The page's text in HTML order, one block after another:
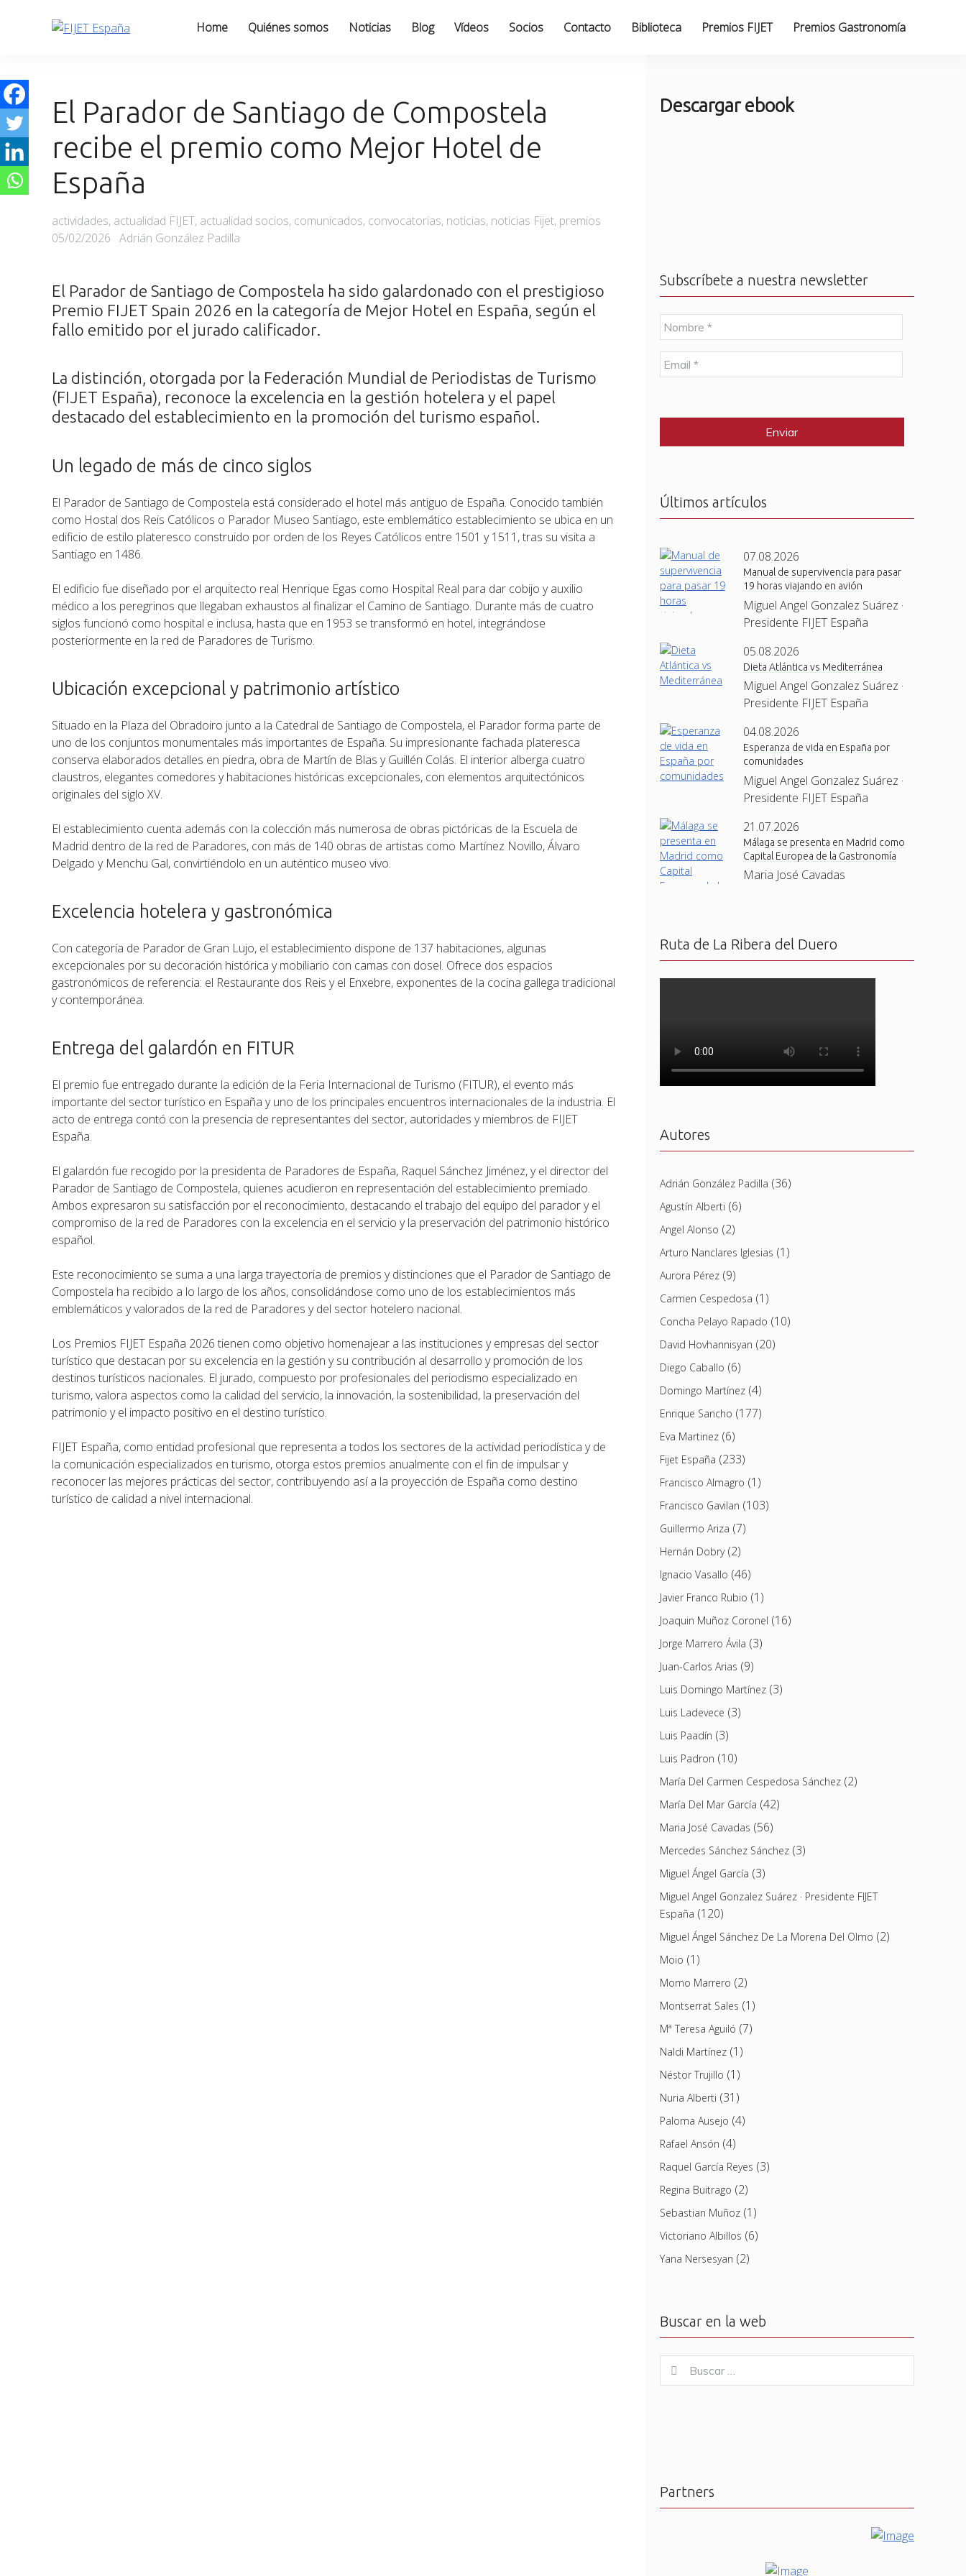
Home Quiénes somos Noticias Blog Vídeos Socios Contacto Biblioteca Premios FIJET Premios Gastronomía
El Parador de Santiago de Compostela
recibe el premio como Mejor Hotel de
España
Categories
actividades, actualidad FIJET, actualidad socios, comunicados, convocatorias, noticias, noticias Fijet, premios
05/02/2026 Adrián González Padilla
El Parador de Santiago de Compostela ha sido galardonado con el prestigioso
Premio FIJET Spain 2026 en la categoría de Mejor Hotel en España, según el
fallo emitido por el jurado calificador.
La distinción, otorgada por la Federación Mundial de Periodistas de Turismo
(FIJET España), reconoce la excelencia en la gestión hotelera y el papel
destacado del establecimiento en la promoción del turismo español.
Un legado de más de cinco siglos
El Parador de Santiago de Compostela está considerado el hotel más antiguo de España. Conocido también
como Hostal dos Reis Católicos o Parador Museo Santiago, este emblemático establecimiento se ubica en un
edificio de estilo plateresco construido por orden de los Reyes Católicos entre 1501 y 1511, tras su visita a
Santiago en 1486.
El edificio fue diseñado por el arquitecto real Henrique Egas como Hospital Real para dar cobijo y auxilio
médico a los peregrinos que llegaban exhaustos al finalizar el Camino de Santiago. Durante más de cuatro
siglos funcionó como hospital e inclusa, hasta que en 1953 se transformó en hotel, integrándose
posteriormente en la red de Paradores de Turismo.
Ubicación excepcional y patrimonio artístico
Situado en la Plaza del Obradoiro junto a la Catedral de Santiago de Compostela, el Parador forma parte de
uno de los conjuntos monumentales más importantes de España. Su impresionante fachada plateresca
conserva elaborados detalles en piedra, obra de Martín de Blas y Guillén Colás. El interior alberga cuatro
claustros, elegantes comedores y habitaciones históricas excepcionales, con elementos arquitectónicos
originales del siglo XV.
El establecimiento cuenta además con la colección más numerosa de obras pictóricas de la Escuela de
Madrid dentro de la red de Paradores, con más de 140 obras de artistas como Martínez Novillo, Álvaro
Delgado y Menchu Gal, convirtiéndolo en un auténtico museo vivo.
Excelencia hotelera y gastronómica
Con categoría de Parador de Gran Lujo, el establecimiento dispone de 137 habitaciones, algunas
excepcionales por su decoración histórica y mobiliario con camas con dosel. Ofrece dos espacios
gastronómicos de referencia: el Restaurante dos Reis y el Enxebre, exponentes de la cocina gallega tradicional
y contemporánea.
Entrega del galardón en FITUR
El premio fue entregado durante la edición de la Feria Internacional de Turismo (FITUR), el evento más
importante del sector turístico en España y uno de los principales encuentros internacionales de la industria. El
acto de entrega contó con la presencia de representantes del sector, autoridades y miembros de FIJET
España.
El galardón fue recogido por la presidenta de Paradores de España, Raquel Sánchez Jiménez, y el director del
Parador de Santiago de Compostela, quienes acudieron en representación del establecimiento premiado.
Ambos expresaron su satisfacción por el reconocimiento, destacando el trabajo del equipo del parador y el
compromiso de la red de Paradores con la excelencia en el servicio y la preservación del patrimonio histórico
español.
Este reconocimiento se suma a una larga trayectoria de premios y distinciones que el Parador de Santiago de
Compostela ha recibido a lo largo de los años, consolidándose como uno de los establecimientos más
emblemáticos y valorados de la red de Paradores y del sector hotelero nacional.
Los Premios FIJET España 2026 tienen como objetivo homenajear a las instituciones y empresas del sector
turístico que destacan por su excelencia en la gestión y su contribución al desarrollo y promoción de los
destinos turísticos nacionales. El jurado, compuesto por profesionales del periodismo especializado en
turismo, valora aspectos como la calidad del servicio, la innovación, la sostenibilidad, la preservación del
patrimonio y el impacto positivo en el destino turístico.
FIJET España, como entidad profesional que representa a todos los sectores de la actividad periodística y de
la comunicación especializados en turismo, otorga estos premios anualmente con el fin de impulsar y
reconocer las mejores prácticas del sector, contribuyendo así a la proyección de España como destino
turístico de calidad a nivel internacional.
Descargar ebook
Subscríbete a nuestra newsletter
N
o
m
b
r
E
m
l
Últimos artículos
07.08.2026
Manual de supervivencia para pasar
19 horas viajando en avión
Miguel Angel Gonzalez Suárez ·
Presidente FIJET España
05.08.2026
Dieta Atlántica vs Mediterránea
Miguel Angel Gonzalez Suárez ·
Presidente FIJET España
04.08.2026
Esperanza de vida en España por
comunidades
Miguel Angel Gonzalez Suárez ·
Presidente FIJET España
21.07.2026
Málaga se presenta en Madrid como
Capital Europea de la Gastronomía
Maria José Cavadas
Ruta de La Ribera del Duero
Autores
Adrián González Padilla (36)
Agustín Alberti (6)
Angel Alonso (2)
Arturo Nanclares Iglesias (1)
Aurora Pérez(9)
Carmen Cespedosa (1)
Concha Pelayo Rapado (10)
David Hovhannisyan (20)
Diego Caballo (6)
Domingo Martínez(4)
Enrique Sancho (177)
Eva Martinez(6)
Fijet España (233)
Francisco Almagro (1)
Francisco Gavilan (103)
Guillermo Ariza (7)
Hernán Dobry(2)
Ignacio Vasallo (46)
Javier Franco Rubio (1)
Joaquin Muñoz Coronel (16)
Jorge Marrero Ávila (3)
Juan-Carlos Arias (9)
Luis Domingo Martínez(3)
Luis Ladevece (3)
Luis Paadín (3)
Luis Padron (10)
María Del Carmen Cespedosa Sánchez(2)
María Del Mar García (42)
Maria José Cavadas (56)
Mercedes Sánchez Sánchez(3)
Miguel Ángel García (3)
Miguel Angel Gonzalez Suárez · Presidente FIJET
España (120)
Miguel Ángel Sánchez De La Morena Del Olmo (2)
Moio (1)
Momo Marrero (2)
Montserrat Sales (1)
Mª Teresa Aguiló (7)
Naldi Martínez(1)
Néstor Trujillo (1)
Nuria Alberti (31)
Paloma Ausejo (4)
Rafael Ansón (4)
Raquel García Reyes (3)
Regina Buitrago (2)
Sebastian Muñoz(1)
Victoriano Albillos (6)
Yana Nersesyan (2)
Buscar en la web
for:
Buscar
Partners